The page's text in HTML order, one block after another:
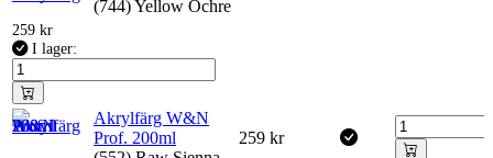
(744) Yellow Ochre
259 kr
I lager:
Akrylfärg W&N
Prof. 200ml
259 kr